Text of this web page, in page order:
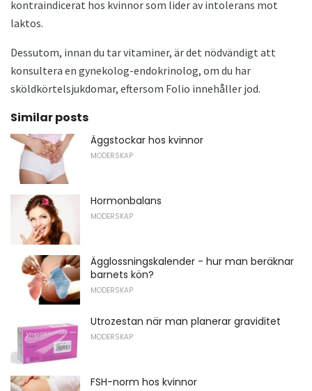
kontraindicerat hos kvinnor som lider av intolerans mot
laktos.
Dessutom, innan du tar vitaminer, är det nödvändigt att
konsultera en gynekolog-endokrinolog, om du har
sköldkörtelsjukdomar, eftersom Folio innehåller jod.
Similar posts
Äggstockar hos kvinnor
MODERSKAP
Hormonbalans
MODERSKAP
Ägglossningskalender - hur man beräknar
barnets kön?
MODERSKAP
Utrozestan när man planerar graviditet
MODERSKAP
FSH-norm hos kvinnor